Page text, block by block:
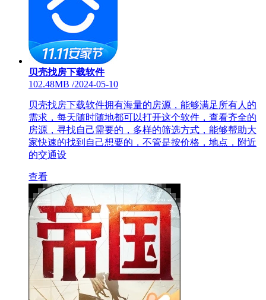
贝壳找房下载软件
102.48MB /2024-05-10
贝壳找房下载软件拥有海量的房源，能够满足所有人的
需求，每天随时随地都可以打开这个软件，查看齐全的
房源，寻找自己需要的，多样的筛选方式，能够帮助大
家快速的找到自己想要的，不管是按价格，地点，附近
的交通设
查看